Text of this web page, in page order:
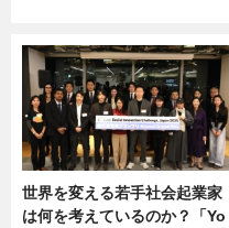
世界を変える若手社会起業家
は何を考えているのか？「Yo